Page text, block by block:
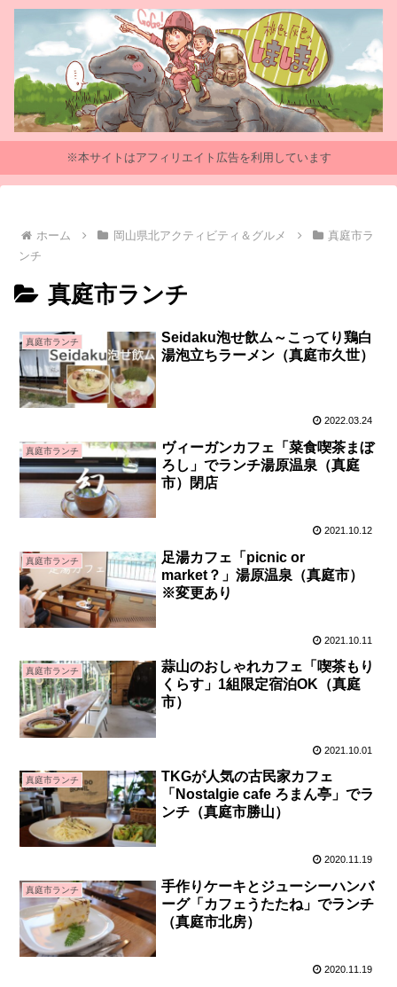
※本サイトはアフィリエイト広告を利用しています
ホーム 岡山県北アクティビティ＆グルメ
真庭市ラ
ンチ
真庭市ランチ
真庭市ランチ
Seidaku泡せ飲ム～こってり鶏白
湯泡立ちラーメン（真庭市久世）
2022.03.24
真庭市ランチ
ヴィーガンカフェ「菜食喫茶まぼ
ろし」でランチ湯原温泉（真庭
市）閉店
2021.10.12
真庭市ランチ
足湯カフェ「picnic or
market？」湯原温泉（真庭市）
※変更あり
2021.10.11
真庭市ランチ
蒜山のおしゃれカフェ「喫茶もり
くらす」1組限定宿泊OK（真庭
市）
2021.10.01
真庭市ランチ
TKGが人気の古民家カフェ
「Nostalgie cafe ろまん亭」でラ
ンチ（真庭市勝山）
2020.11.19
真庭市ランチ
手作りケーキとジューシーハンバ
ーグ「カフェうたたね」でランチ
（真庭市北房）
2020.11.19